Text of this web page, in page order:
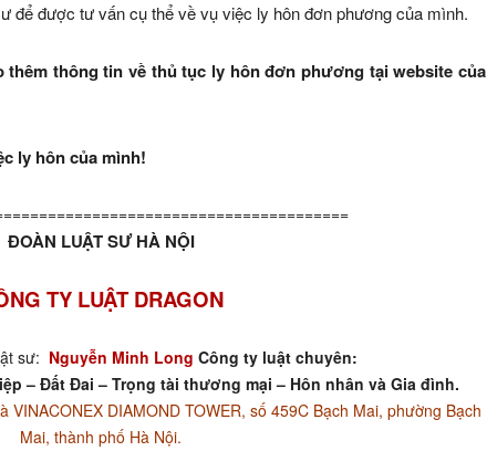
để được tư vấn cụ thể về vụ việc ly hôn đơn phương của mình.
thêm thông tin về thủ tục ly hôn đơn phương tại website của
ly hôn của mình!
ĐOÀN LUẬT SƯ HÀ NỘI
TY LUẬT DRAGON
sư: Nguyễn Minh Long Công ty luật chuyên:
– Đất Đai – Trọng tài thương mại – Hôn nhân và Gia đình.
VINACONEX DIAMOND TOWER, số 459C Bạch Mai, phường Bạch
Mai, thành phố Hà Nội.